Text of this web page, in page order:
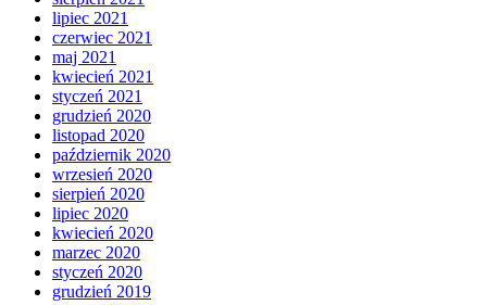
lipiec 2021
czerwiec 2021
maj 2021
kwiecień 2021
styczeń 2021
grudzień 2020
listopad 2020
październik 2020
wrzesień 2020
sierpień 2020
lipiec 2020
kwiecień 2020
marzec 2020
styczeń 2020
grudzień 2019